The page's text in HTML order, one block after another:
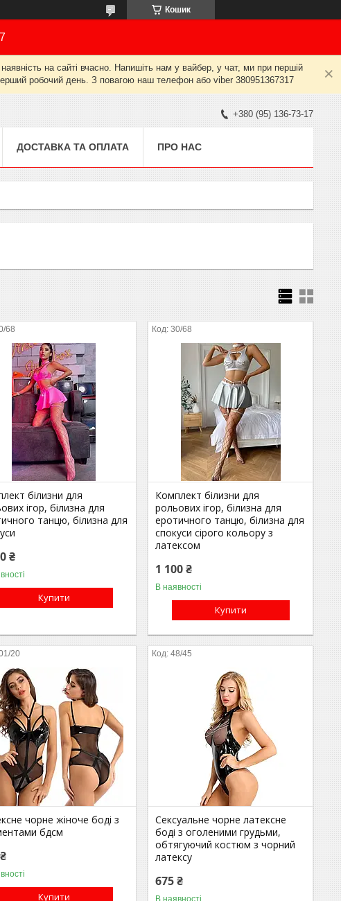
Кошик
на сайті вчасно. Напишіть нам у вайбер, у чат, ми при першій
робочий день. З повагою наш телефон або viber 380951367317
+380 (95) 136-73-17
ДОСТАВКА ТА ОПЛАТА ПРО НАС
68
білизни для
ігор, білизна для
танцю, білизна для
₴
Купити
30/68
Комплект білизни для
рольових ігор, білизна для
еротичного танцю, білизна для
спокуси сірого кольору з
латексом
1 100 ₴
В наявності
Купити
20
чорне жіноче боді з
бдсм
Купити
48/45
Сексуальне чорне латексне
боді з оголеними грудьми,
обтягуючий костюм з чорний
латексу
675 ₴
В наявності